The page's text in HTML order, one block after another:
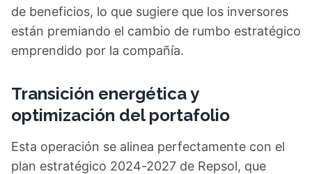
de beneficios, lo que sugiere que los inversores
están premiando el cambio de rumbo estratégico
emprendido por la compañía.
Transición energética y
optimización del portafolio
Esta operación se alinea perfectamente con el
plan estratégico 2024-2027 de Repsol, que